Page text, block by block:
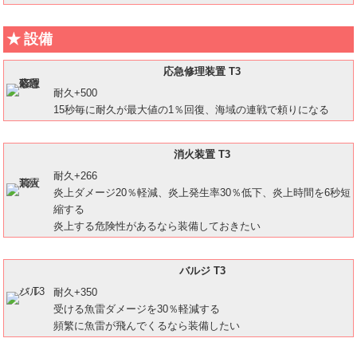
設備
応急修理装置 T3
耐久+500
15秒毎に耐久が最大値の1％回復、海域の連戦で頼りになる
消火装置 T3
耐久+266
炎上ダメージ20％軽減、炎上発生率30％低下、炎上時間を6秒短
縮する
炎上する危険性があるなら装備しておきたい
バルジ T3
耐久+350
受ける魚雷ダメージを30％軽減する
頻繁に魚雷が飛んでくるなら装備したい